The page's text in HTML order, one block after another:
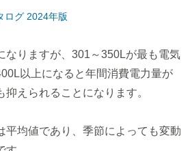
ログ 2024年版
なりますが、301～350Lが最も電気
以上になると年間消費電力量が
えられることになります。
平均値であり、季節によっても変動